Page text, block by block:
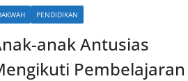
PENDIDIKAN
anak Antusias
Pembelajaran